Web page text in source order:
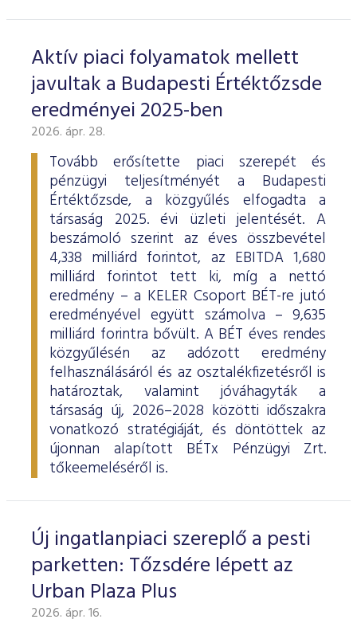
Aktív piaci folyamatok mellett
javultak a Budapesti Értéktőzsde
eredményei 2025-ben
2026. ápr. 28.
Tovább erősítette piaci szerepét és
pénzügyi teljesítményét a Budapesti
Értéktőzsde, a közgyűlés elfogadta a
társaság 2025. évi üzleti jelentését. A
beszámoló szerint az éves összbevétel
4,338 milliárd forintot, az EBITDA 1,680
milliárd forintot tett ki, míg a nettó
eredmény – a KELER Csoport BÉT-re jutó
eredményével együtt számolva – 9,635
milliárd forintra bővült. A BÉT éves rendes
közgyűlésén az adózott eredmény
felhasználásáról és az osztalékfizetésről is
határoztak, valamint jóváhagyták a
társaság új, 2026–2028 közötti időszakra
vonatkozó stratégiáját, és döntöttek az
újonnan alapított BÉTx Pénzügyi Zrt.
tőkeemeléséről is.
Új ingatlanpiaci szereplő a pesti
parketten: Tőzsdére lépett az
Urban Plaza Plus
2026. ápr. 16.